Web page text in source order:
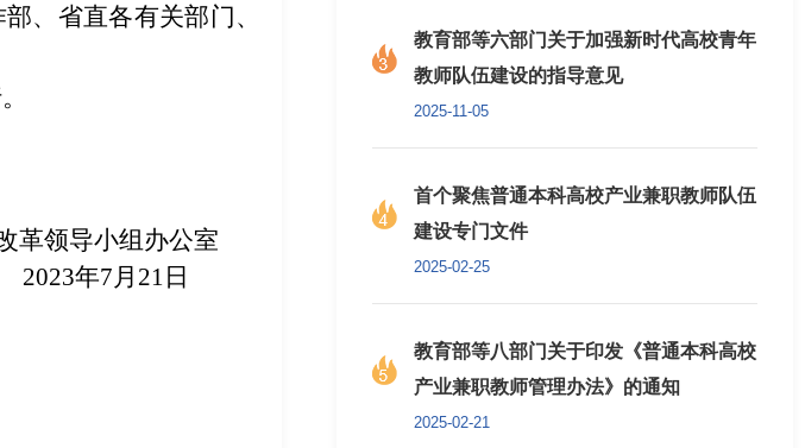
、省直各有关部门、
革领导小组办公室
2023年7月21日
教育部等六部门关于加强新时代高校青年
教师队伍建设的指导意见
2025-11-05
首个聚焦普通本科高校产业兼职教师队伍
建设专门文件
2025-02-25
教育部等八部门关于印发《普通本科高校
产业兼职教师管理办法》的通知
2025-02-21